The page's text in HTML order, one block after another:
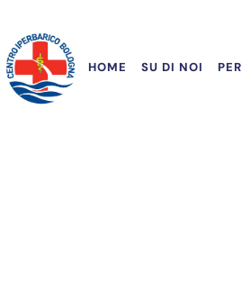
HOME SU DI NOI